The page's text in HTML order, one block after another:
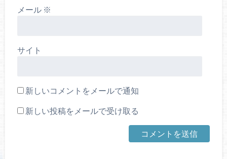
メール ※
サイト
新しいコメントをメールで通知
新しい投稿をメールで受け取る